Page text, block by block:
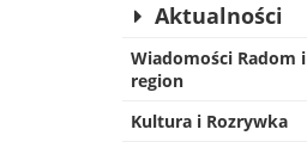
Aktualności
Wiadomości Radom i
region
Kultura i Rozrywka